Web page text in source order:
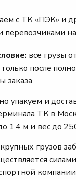
с ТК «ПЭК» и
все грузы
после
заказа.
упакуем и
ТК в
1.4 м и вес до
грузов